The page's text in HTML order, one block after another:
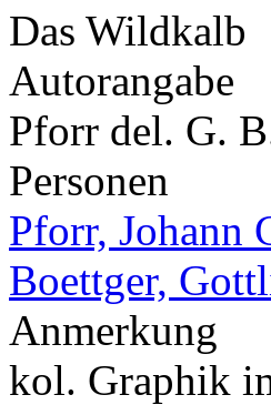
Das Wildkalb
Autorangabe
Pforr del. G.
Personen
Pforr, Johann
Boettger,
Anmerkung
kol. Graphik